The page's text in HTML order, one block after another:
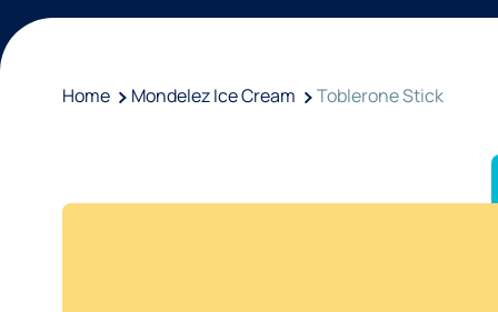
Home Mondelez Ice Cream Toblerone Stick